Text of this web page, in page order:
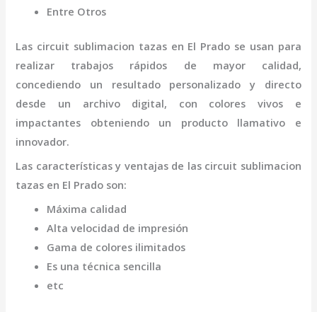
Entre Otros
Las circuit sublimacion tazasen El Prado se usan para
realizar trabajos rápidos de mayor calidad,
concediendo un resultado personalizado y directo
desde un archivo digital, con colores vivos e
impactantes obteniendo un producto llamativo e
innovador.
Las características y ventajas de las circuit sublimacion
tazas en El Prado son:
Máxima calidad
Alta velocidad de impresión
Gama de colores ilimitados
Es una técnica sencilla
etc